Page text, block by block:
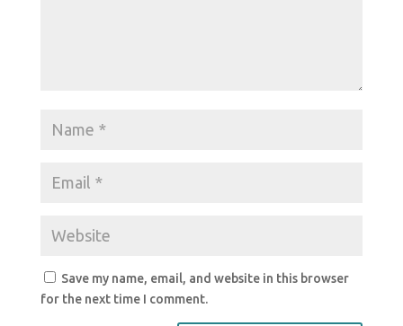
Save my name, email, and website in this browser
for the next time I comment.